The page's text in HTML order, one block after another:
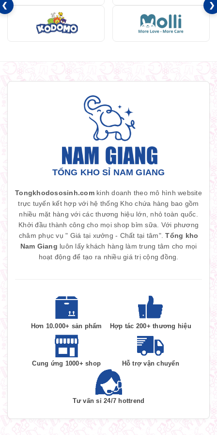
❮ ❯
TỔNG KHO SỈ NAM GIANG
Tongkhodososinh.comkinh doanh theo mô hình website
trực tuyến kết hợp với hệ thống Kho chứa hàng bao gồm
nhiều mặt hàng với các thương hiệu lớn, nhỏ toàn quốc.
Khởi đầu thành công cho mọi shop bỉm sữa. Với phương
châm phục vụ " Giá tại xưởng - Chất tại tâm".Tổng kho
Nam Giang luôn lấy khách hàng làm trung tâm cho mọi
hoạt động để tạo ra nhiều giá trị cộng đồng.
Hơn 10.000+ sản phẩm Hợp tác 200+ thương hiệu
Cung ứng 1000+ shop Hỗ trợ vận chuyển
Tư vấn sỉ 24/7 hottrend